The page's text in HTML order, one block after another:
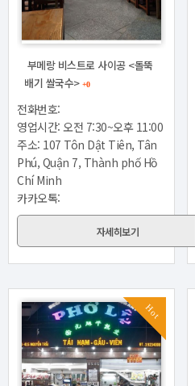
부메랑 비스트로 사이공 <돌뚝
배기 쌀국수> +0
전화번호:
영업시간: 오전 7:30~오후 11:00
주소: 107 Tôn Dật Tiên, Tân
Phú, Quận 7, Thành phố Hồ
Chí Minh
카카오톡:
자세히보기
Hot